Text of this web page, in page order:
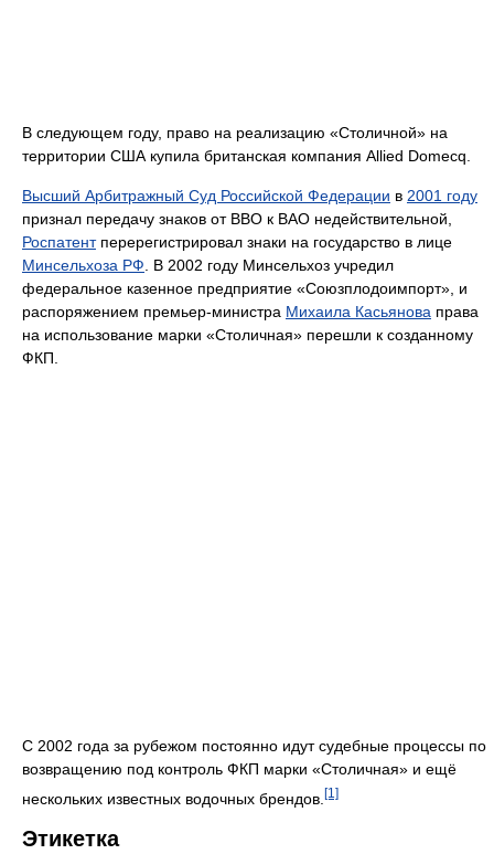
В следующем году, право на реализацию «Столичной» на
территории США купила британская компания Allied Domecq.
Высший Арбитражный Суд Российской Федерации в 2001 году
признал передачу знаков от ВВО к ВАО недействительной,
Роспатентперерегистрировал знаки на государство в лице
Минсельхоза РФ . В 2002 году Минсельхоз учредил
федеральное казенное предприятие «Союзплодоимпорт», и
распоряжением премьер-министра Михаила Касьянова права
на использование марки «Столичная» перешли к созданному
ФКП.
С 2002 года за рубежом постоянно идут судебные процессы по
возвращению под контроль ФКП марки «Столичная» и ещё
нескольких известных водочных брендов. [1]
Этикетка